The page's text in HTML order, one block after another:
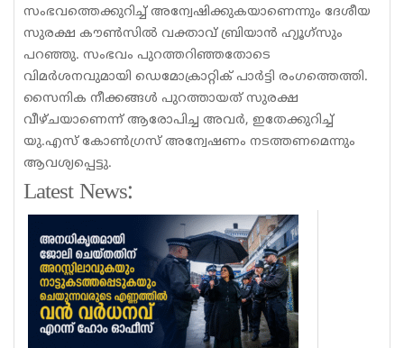
സംഭവത്തെക്കുറിച്ച് അന്വേഷിക്കുകയാണെന്നും ദേശീയ
സുരക്ഷ കൗൺസിൽ വക്താവ് ബ്രിയാൻ ഹ്യൂഗ്സും
പറഞ്ഞു. സംഭവം പുറത്തറിഞ്ഞതോടെ
വിമർശനവുമായി ഡെമോക്രാറ്റിക് പാർട്ടി രംഗത്തെത്തി.
സൈനിക നീക്കങ്ങൾ പുറത്തായത് സുരക്ഷ
വീഴ്ചയാണെന്ന് ആരോപിച്ച അവർ, ഇതേക്കുറിച്ച്
യു.എസ് കോൺഗ്രസ് അന്വേഷണം നടത്തണമെന്നും
ആവശ്യപ്പെട്ടു.
Latest News: